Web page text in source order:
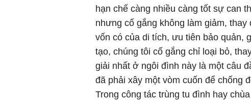
hạn chế càng nhiều càng tốt sự can
nhưng cố gắng không làm giảm,
vốn có của di tích, ưu tiên bảo quản,
tạo, chúng tôi cố gắng chỉ loại bỏ,
giải nhất ở ngôi đình này là một câu
đã phải xây một vòm cuốn để chống
Trong công tác trùng tu đình hay